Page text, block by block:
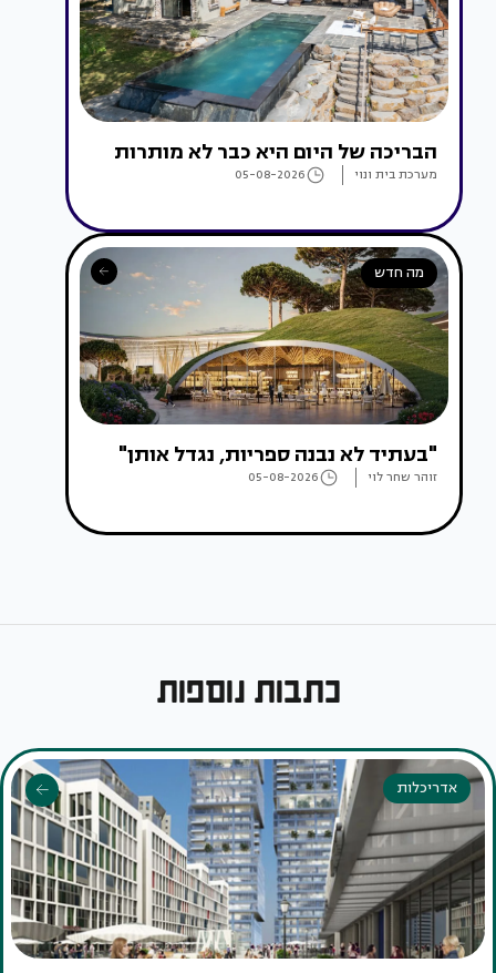
הבריכה של היום היא כבר לא מותרות
מערכת בית ונוי 05-08-2026
מה חדש
"בעתיד לא נבנה ספריות, נגדל אותן"
זוהר שחר לוי 05-08-2026
כתבות נוספות
אדריכלות